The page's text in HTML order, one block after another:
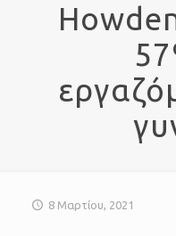
8 Μαρτίου, 2021